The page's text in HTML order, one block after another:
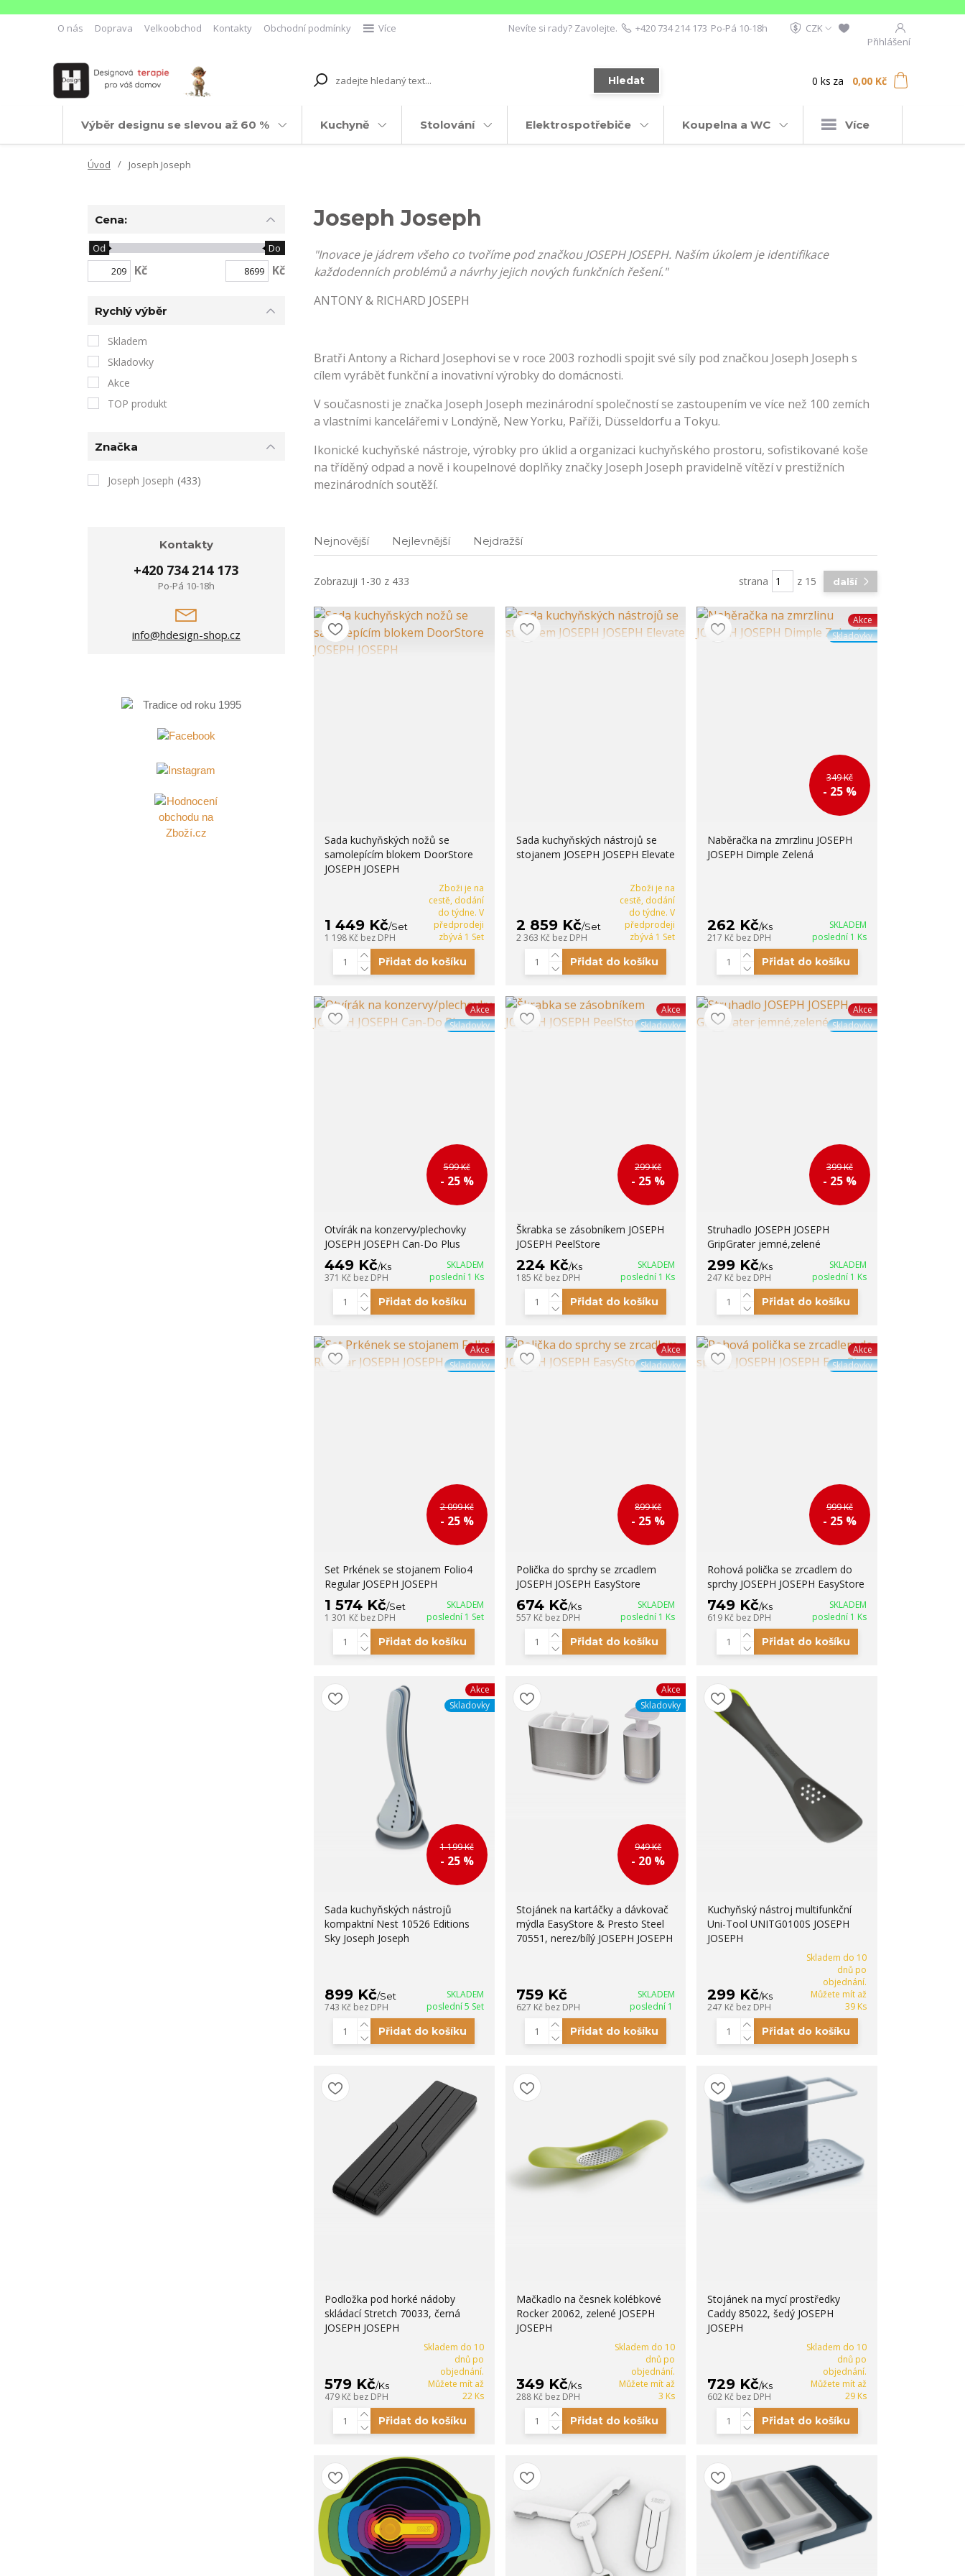
O nás Doprava Velkoobchod Kontakty Obchodní podmínky Více
CZK
Přihlášení
Hledat
Nevíte si rady? Zavolejte. +420 734 214 173 Po-Pá 10-18h
0 ks za 0,00 Kč
Výběr designu se slevou až 60 % Kuchyně Stolování Elektrospotřebiče Koupelna a WC Více
Úvod Joseph Joseph
Joseph Joseph
"Inovace je jádrem všeho co tvoříme pod značkou JOSEPH JOSEPH. Naším úkolem je identifikace
každodenních problémů a návrhy jejich nových funkčních řešení."
ANTONY & RICHARD JOSEPH
Bratři Antony a Richard Josephovi se v roce 2003 rozhodli spojit své síly pod značkou Joseph Joseph s
cílem vyrábět funkční a inovativní výrobky do domácnosti.
V současnosti je značka Joseph Joseph mezinárodní společností se zastoupením ve více než 100 zemích
a vlastními kancelářemi v Londýně, New Yorku, Paříži, Düsseldorfu a Tokyu.
Ikonické kuchyňské nástroje, výrobky pro úklid a organizaci kuchyňského prostoru, sofistikované koše
na tříděný odpad a nově i koupelnové doplňky značky Joseph Joseph pravidelně vítězí v prestižních
mezinárodních soutěží.
Nejnovější Nejlevnější Nejdražší
Zobrazuji 1-30 z 433 strana z 15 další
Sada kuchyňských nožů se
samolepícím blokem DoorStore
JOSEPH JOSEPH
1 449 Kč/Set
1 198 Kč bez DPH
Zboži je na
cestě, dodání
do týdne. V
předprodeji
zbývá 1 Set
Přidat do košíku
Sada kuchyňských nástrojů se
stojanem JOSEPH JOSEPH Elevate
2 859 Kč/Set
2 363 Kč bez DPH
Zboži je na
cestě, dodání
do týdne. V
předprodeji
zbývá 1 Set
Přidat do košíku
Akce
Skladovky
349 Kč
- 25 %
Naběračka na zmrzlinu JOSEPH
JOSEPH Dimple Zelená
262 Kč/Ks
217 Kč bez DPH
SKLADEM
poslední 1 Ks
Přidat do košíku
Akce
Skladovky
599 Kč
- 25 %
Otvírák na konzervy/plechovky
JOSEPH JOSEPH Can-Do Plus
449 Kč/Ks
371 Kč bez DPH
SKLADEM
poslední 1 Ks
Přidat do košíku
Akce
Skladovky
299 Kč
- 25 %
Škrabka se zásobníkem JOSEPH
JOSEPH PeelStore
224 Kč/Ks
185 Kč bez DPH
SKLADEM
poslední 1 Ks
Přidat do košíku
Akce
Skladovky
399 Kč
- 25 %
Struhadlo JOSEPH JOSEPH
GripGrater jemné,zelené
299 Kč/Ks
247 Kč bez DPH
SKLADEM
poslední 1 Ks
Přidat do košíku
Akce
Skladovky
2 099 Kč
- 25 %
Set Prkének se stojanem Folio4
Regular JOSEPH JOSEPH
1 574 Kč/Set
1 301 Kč bez DPH
SKLADEM
poslední 1 Set
Přidat do košíku
Akce
Skladovky
899 Kč
- 25 %
Polička do sprchy se zrcadlem
JOSEPH JOSEPH EasyStore
674 Kč/Ks
557 Kč bez DPH
SKLADEM
poslední 1 Ks
Přidat do košíku
Akce
Skladovky
999 Kč
- 25 %
Rohová polička se zrcadlem do
sprchy JOSEPH JOSEPH EasyStore
749 Kč/Ks
619 Kč bez DPH
SKLADEM
poslední 1 Ks
Přidat do košíku
Akce
Skladovky
1 199 Kč
- 25 %
Sada kuchyňských nástrojů
kompaktní Nest 10526 Editions
Sky Joseph Joseph
899 Kč/Set
743 Kč bez DPH
SKLADEM
poslední 5 Set
Přidat do košíku
Akce
Skladovky
949 Kč
- 20 %
Stojánek na kartáčky a dávkovač
mýdla EasyStore & Presto Steel
70551, nerez/bílý JOSEPH JOSEPH
759 Kč
627 Kč bez DPH
SKLADEM
poslední 1
Přidat do košíku
Kuchyňský nástroj multifunkční
Uni-Tool UNITG0100S JOSEPH
JOSEPH
299 Kč/Ks
247 Kč bez DPH
Skladem do 10
dnů po
objednání.
Můžete mít až
39 Ks
Přidat do košíku
Podložka pod horké nádoby
skládací Stretch 70033, černá
JOSEPH JOSEPH
579 Kč/Ks
479 Kč bez DPH
Skladem do 10
dnů po
objednání.
Můžete mít až
22 Ks
Přidat do košíku
Mačkadlo na česnek kolébkové
Rocker 20062, zelené JOSEPH
JOSEPH
349 Kč/Ks
288 Kč bez DPH
Skladem do 10
dnů po
objednání.
Můžete mít až
3 Ks
Přidat do košíku
Stojánek na mycí prostředky
Caddy 85022, šedý JOSEPH
JOSEPH
729 Kč/Ks
602 Kč bez DPH
Skladem do 10
dnů po
objednání.
Můžete mít až
29 Ks
Přidat do košíku
Cena:
Kč
Od Do
Kč
Rychlý výběr
Skladem
Skladovky
Akce
TOP produkt
Značka
Joseph Joseph (433)
Kontakty
+420 734 214 173
Po-Pá 10-18h
info@hdesign-shop.cz